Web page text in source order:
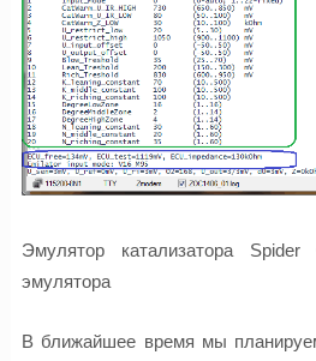
Эмулятор катализатора
эмулятора
В ближайшее время мы